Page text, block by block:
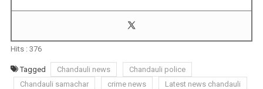
Hits : 376
Tagged Chandauli news
Chandauli police
Chandauli samachar
crime news
Latest news chandauli